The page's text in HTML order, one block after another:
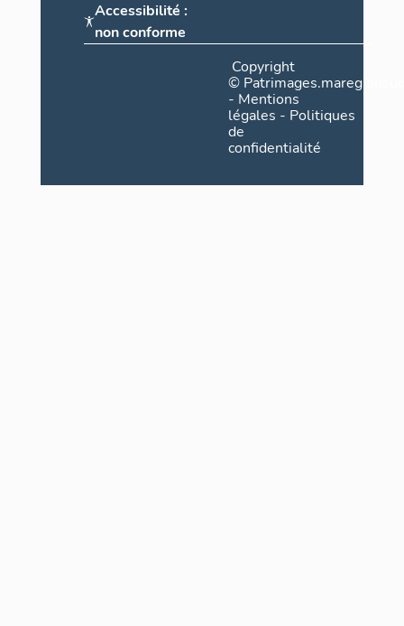
Accessibilité :
non conforme
Copyright
©
- Mentions
légales - Politiques
de
confidentialité